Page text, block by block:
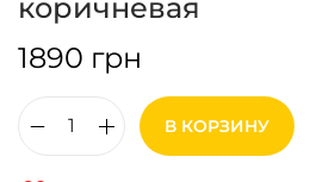
коричневая
1890 грн
В КОРЗИНУ